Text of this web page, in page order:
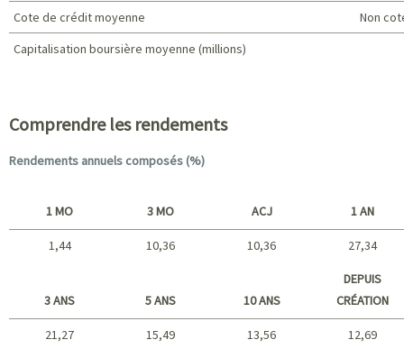
Cote de crédit moyenne
Non
Capitalisation boursière moyenne (millions)
Comprendre les rendements
Rendements annuels composés (%)
1 MO 3 MO ACJ 1 AN
1,44 10,36 10,36 27,34
3 ANS 5 ANS 10 ANS
DEPUIS
CRÉATION
21,27 15,49 13,56 12,69